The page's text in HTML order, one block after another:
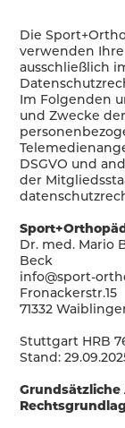
Die
verwenden
ausschließlich
Im Folgenden
und Zwecke
DSGVO und
der
Dr. med. Mario
Beck
info@sport-
Fronackerstr.15
71332
Stuttgart HRB
Stand: